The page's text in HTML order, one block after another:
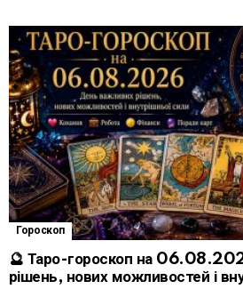
Гороскоп
🔮 Таро-гороскоп на
рішень, нових можливостей і